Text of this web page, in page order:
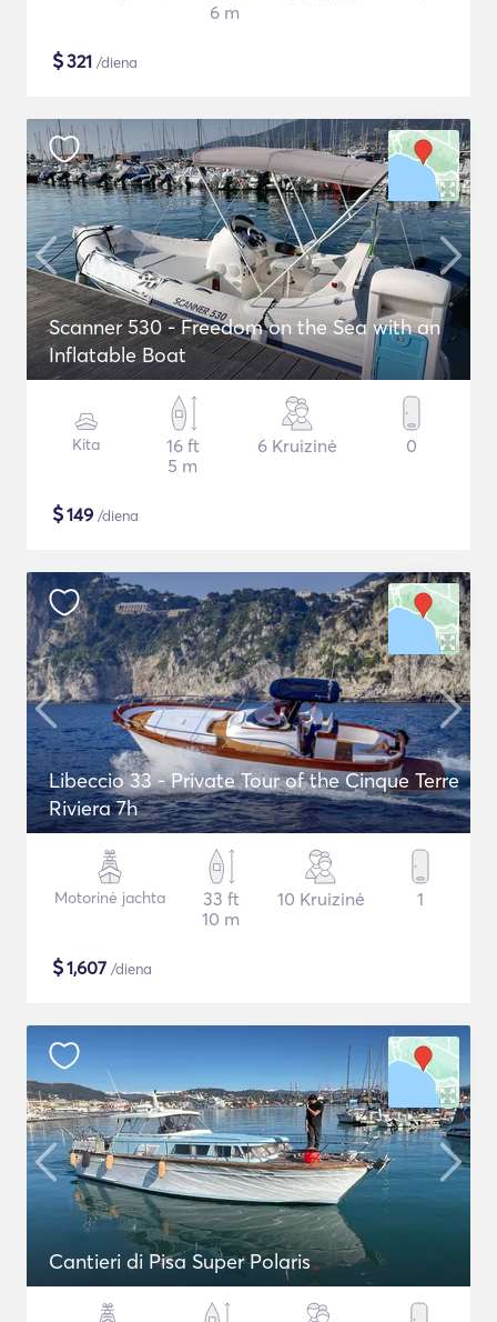
6 m
$321 /diena
Scanner 530 - Freedom on the Sea with an
Inflatable Boat
Kita
16 ft
5 m
6 Kruizinė 0
$149 /diena
Libeccio 33 - Private Tour of the Cinque Terre
Riviera 7h
Motorinė jachta
33 ft
10 m
10 Kruizinė 1
$1,607 /diena
Cantieri di Pisa Super Polaris